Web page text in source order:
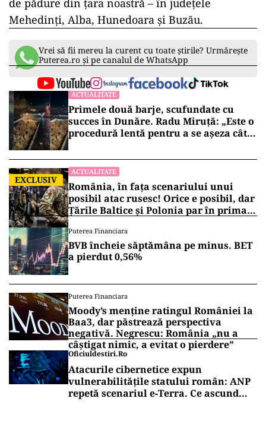
de pădure din țara noastră – în județele
Mehedinți, Alba, Hunedoara și Buzău.
Vrei să fii mereu la curent cu toate știrile? Urmărește
Puterea.ro și pe canalul de WhatsApp
ACTUALITATE
Primele două barje, scufundate cu
succes în Dunăre. Radu Miruță: „Este o
procedură lentă pentru a se așeza cât
EXCLUSIV
ACTUALITATE
România, în fața scenariului unui
posibil atac rusesc! Orice e posibil, dar
Țările Baltice și Polonia par în prima
Puterea Financiara
BVB încheie săptămâna pe minus. BET
a pierdut 0,56%
Puterea Financiara
Moody’s menține ratingul României la
Baa3, dar păstrează perspectiva
negativă. Negrescu: România „nu a
câștigat nimic, a evitat o pierdere”
Oficiuldestiri.ro
Atacurile cibernetice expun
vulnerabilitățile statului român: ANP
repetă scenariul e‑Terra. Ce ascund